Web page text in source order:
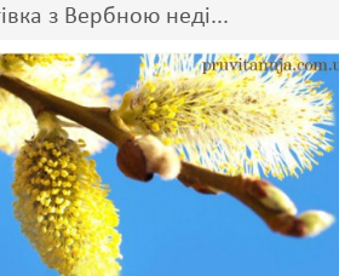
з Вербною неді...